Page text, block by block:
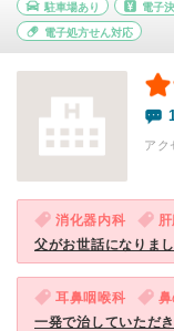
駐車場あり 電子
電子処方せん対応
ア
消化器内科
父がお世話になりま
耳鼻咽喉科
一発で治していただ